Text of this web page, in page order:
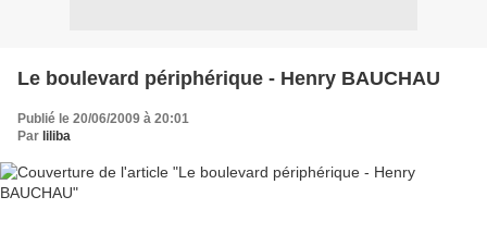
Le boulevard périphérique - Henry BAUCHAU
Publié le 20/06/2009 à 20:01
Par liliba